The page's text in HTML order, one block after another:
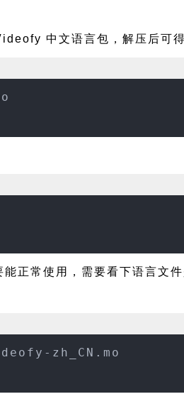
中文语言包，解压后可
正常使用，需要看下语言文
zh_CN.mo